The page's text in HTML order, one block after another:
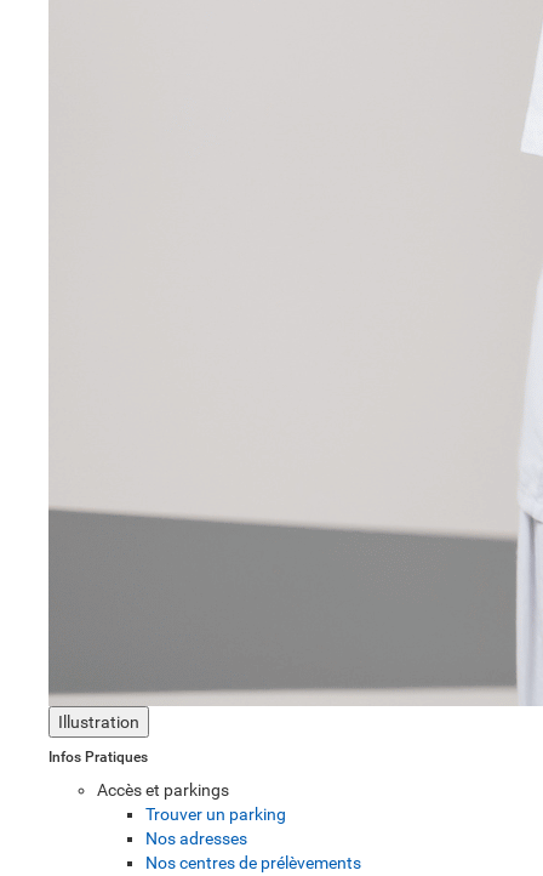
Illustration
Infos Pratiques
Accès et parkings
Trouver un parking
Nos adresses
Nos centres de prélèvements